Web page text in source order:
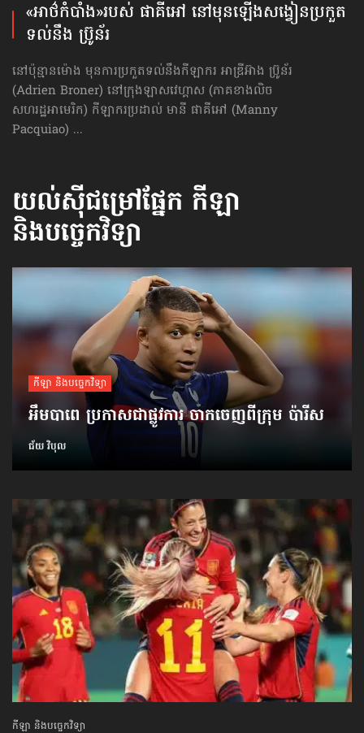
«អាថ៌កំបាំង»​របស់ ផាគីអៅ នៅ​មុន​ឡើង​សង្វៀន​ប្រកួត​
ទល់នឹង​ ប្រ៊ូន័រ
នៅប៉ុន្មានម៉ោង មុនការប្រកួតទល់នឹងកីឡាករ អាឌ្រីអ៊ាង ប្រ៊ូន័រ
(Adrien Broner) នៅក្រុងឡាសវេហ្គាស (ភាគខាងលិច
សហរដ្ឋអាមេរិក) កីឡាករប្រដាល់ មានី ផាគីអៅ (Manny
Pacquiao) ...
យល់ស៊ីជម្រៅផ្នែក កីឡា
និងបច្ចេកវិទ្យា
កីឡា និងបច្ចេកវិទ្យា
អឹមបាពេ ប្រកាសជាផ្លូវការ ចាកចេញពីក្រុម ប៉ារីស
ជ័យ វិបុល
កីឡា និងបច្ចេកវិទ្យា